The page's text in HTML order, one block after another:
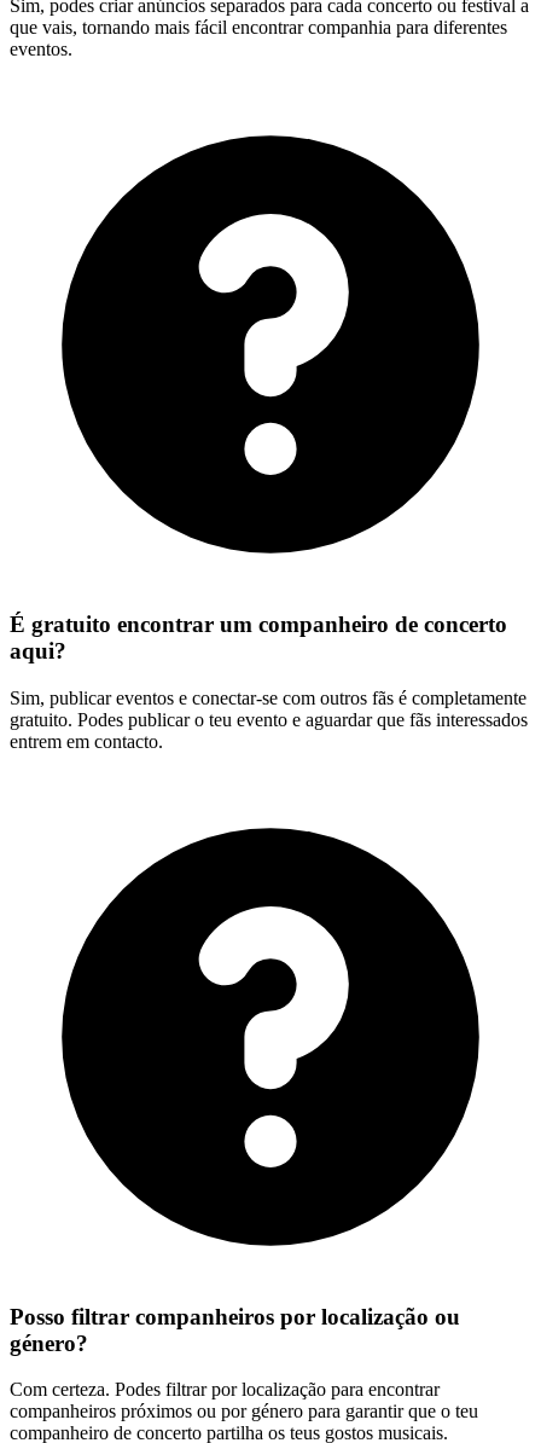
Sim, podes criar anúncios separados para cada concerto ou festival a
que vais, tornando mais fácil encontrar companhia para diferentes
eventos.
É gratuito encontrar um companheiro de concerto
aqui?
Sim, publicar eventos e conectar-se com outros fãs é completamente
gratuito. Podes publicar o teu evento e aguardar que fãs interessados
entrem em contacto.
Posso filtrar companheiros por localização ou
género?
Com certeza. Podes filtrar por localização para encontrar
companheiros próximos ou por género para garantir que o teu
companheiro de concerto partilha os teus gostos musicais.